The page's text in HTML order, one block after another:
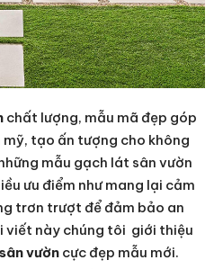
chất lượng, mẫu mã đẹp góp
tạo ấn tượng cho không
mẫu gạch lát sân vườn
ưu điểm như mang lại cảm
trơn trượt để đảm bảo an
viết này chúng tôi giới thiệu
vườn cực đẹp mẫu mới.